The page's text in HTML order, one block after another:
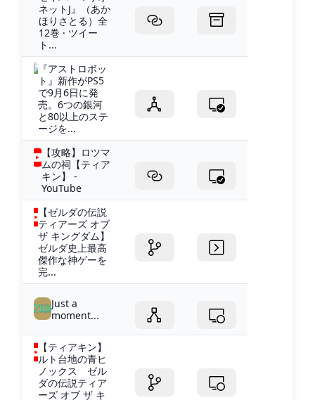
ネットJ』（あか
ほりさとる）全
12巻 · ツイー
ト...
『アストロボッ
ト』新作がPS5
で9月6日に発
売。6つの銀河
と80以上のステ
ージを...
【攻略】ロツマ
ムの祠【ティア
キン】 -
YouTube
【ゼルダの伝説
ティアーズ オブ
ザ キングダム】
ゼルダ史上最高
傑作な神ゲーを
完...
Just a
moment...
【ティアキン】
ルト台地の青ヒ
ノックス ゼル
ダの伝説ティア
ーズ オブ ザ キ